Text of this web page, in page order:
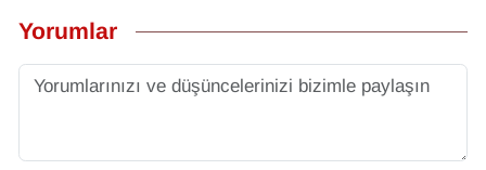
Yorumlar